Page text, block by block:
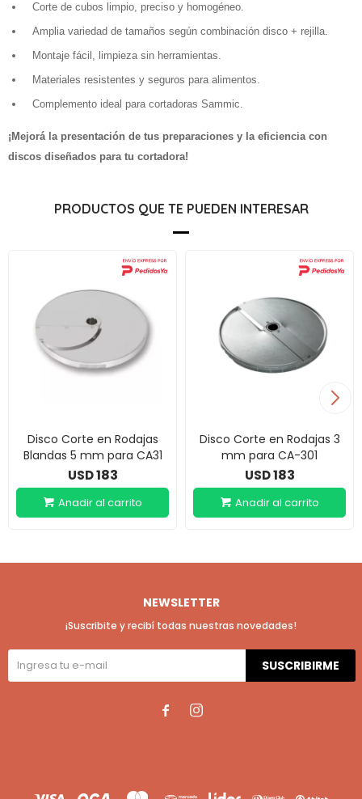
Corte de cubos limpio, preciso y homogéneo.
Amplia variedad de tamaños según combinación disco + rejilla.
Montaje fácil, limpieza sin herramientas.
Materiales resistentes y seguros para alimentos.
Complemento ideal para cortadoras Sammic.
¡Mejorá la presentación de tus preparaciones y la eficiencia con
discos diseñados para tu cortadora!
PRODUCTOS QUE TE PUEDEN INTERESAR
Disco Corte en Rodajas
Blandas 5 mm para CA31
USD183
Disco Corte en Rodajas 3
mm para CA-301
USD183
NEWSLETTER
¡Suscribite y recibí todas nuestras novedades!
SUSCRIBIRME
 